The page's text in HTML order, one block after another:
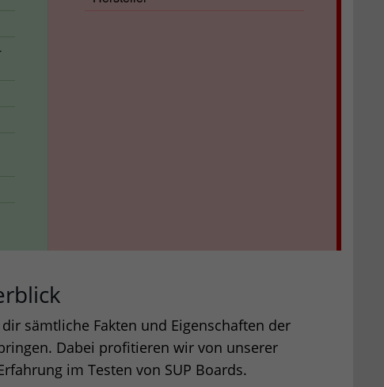
sämtliche Fakten und Eigenschaften der
Dabei profitieren wir von unserer
im Testen von SUP Boards.